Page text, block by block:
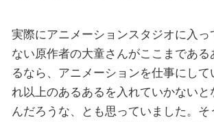
実際にアニメーションスタジオに入っ
ない原作者の大童さんがここまである
るなら、アニメーションを仕事にして
れ以上のあるあるを入れていかないと
んだろうな、とも思っていました。そ